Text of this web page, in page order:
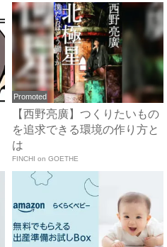
Promoted
【西野亮廣】つくりたいもの
を追求できる環境の作り方と
は
FINCHI on GOETHE